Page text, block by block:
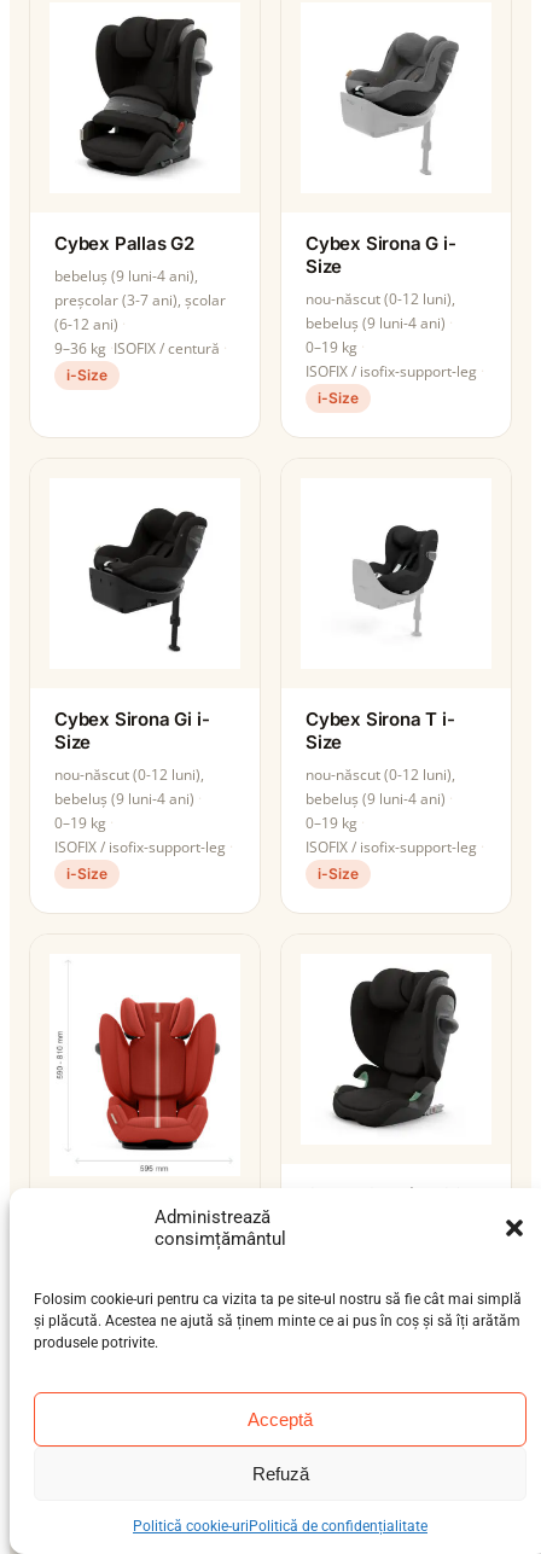
Administrează
consimțământul
Folosim cookie-uri pentru ca vizita ta pe site-ul nostru să fie cât mai simplă
și plăcută. Acestea ne ajută să ținem minte ce ai pus în coș și să îți arătăm
produsele potrivite.
Acceptă
Refuză
Politică cookie-uri Politică de confidențialitate
Cybex Pallas G2
bebeluș (9 luni-4 ani),
preșcolar (3-7 ani), școlar
(6-12 ani)
9–36 kg ISOFIX / centură
i-Size
Cybex Sirona G i-
Size
nou-născut (0-12 luni),
bebeluș (9 luni-4 ani)
0–19 kg
ISOFIX / isofix-support-leg
i-Size
Cybex Sirona Gi i-
Size
nou-născut (0-12 luni),
bebeluș (9 luni-4 ani)
0–19 kg
ISOFIX / isofix-support-leg
i-Size
Cybex Sirona T i-
Size
nou-născut (0-12 luni),
bebeluș (9 luni-4 ani)
0–19 kg
ISOFIX / isofix-support-leg
i-Size
Cybex Solution G i-
(6-12 ani)
15–36 kgISOFIX / centură
Cybex Solution G2
i-Size